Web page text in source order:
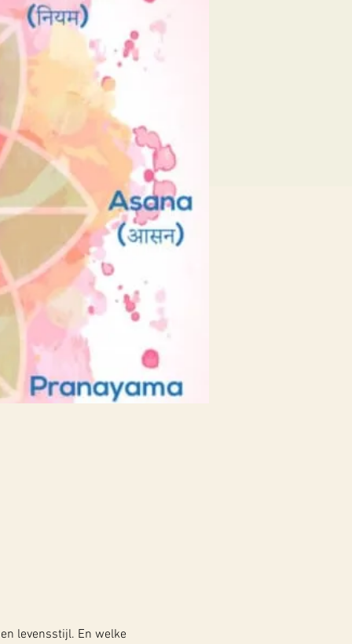
levensstijl. En welke